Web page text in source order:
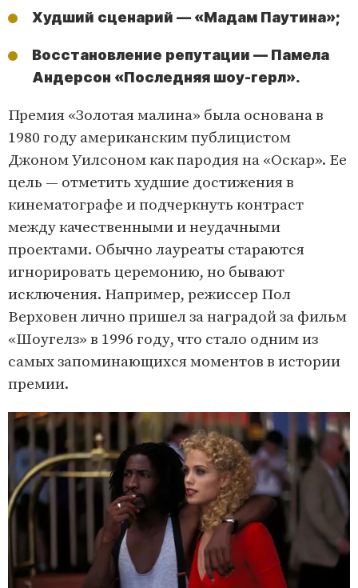
Худший сценарий — «Мадам Паутина»;
Восстановление репутации — Памела
Андерсон «Последняя шоу-герл».
Премия «Золотая малина» была основана в
1980 году американским публицистом
Джоном Уилсоном как пародия на «Оскар». Ее
цель — отметить худшие достижения в
кинематографе и подчеркнуть контраст
между качественными и неудачными
проектами. Обычно лауреаты стараются
игнорировать церемонию, но бывают
исключения. Например, режиссер Пол
Верховен лично пришел за наградой за фильм
«Шоугелз» в 1996 году, что стало одним из
самых запоминающихся моментов в истории
премии.